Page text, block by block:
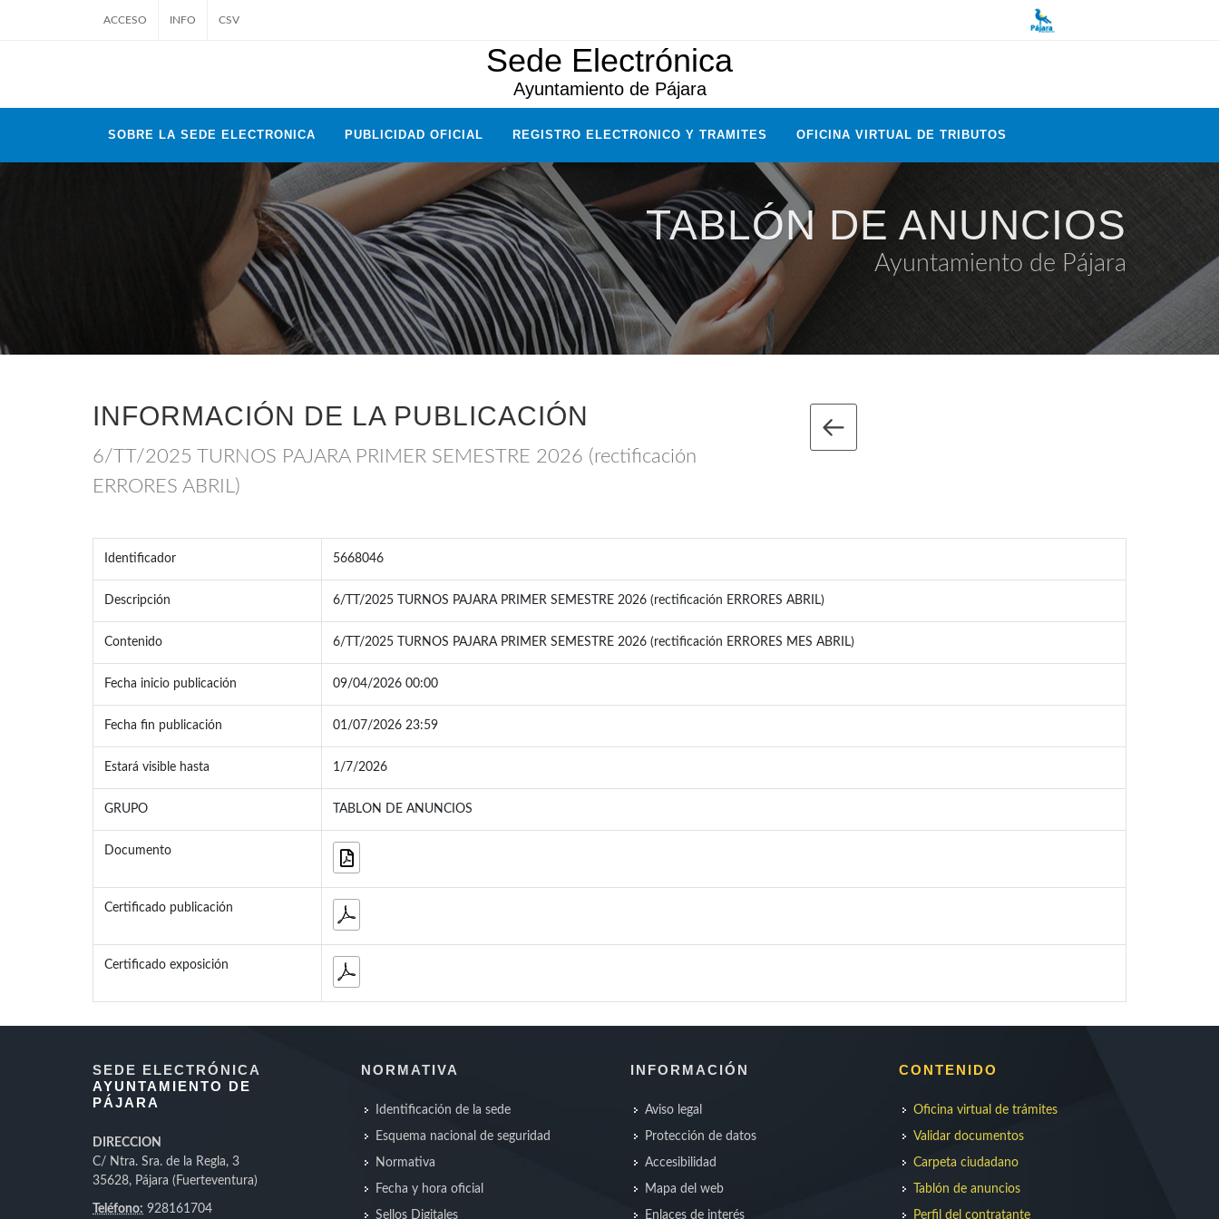
ACCESO INFO CSV
Sede Electrónica
Ayuntamiento de Pájara
SOBRE LA SEDE ELECTRONICA PUBLICIDAD OFICIAL REGISTRO ELECTRONICO Y TRAMITES OFICINA VIRTUAL DE TRIBUTOS
TABLÓN DE ANUNCIOS
Ayuntamiento de Pájara
INFORMACIÓN DE LA PUBLICACIÓN
6/TT/2025 TURNOS PAJARA PRIMER SEMESTRE 2026 (rectificación
ERRORES ABRIL)
Identificador 5668046
Descripción 6/TT/2025 TURNOS PAJARA PRIMER SEMESTRE 2026 (rectificación ERRORES ABRIL)
Contenido 6/TT/2025 TURNOS PAJARA PRIMER SEMESTRE 2026 (rectificación ERRORES MES ABRIL)
Fecha inicio publicación 09/04/2026 00:00
Fecha fin publicación 01/07/2026 23:59
Estará visible hasta 1/7/2026
GRUPO TABLON DE ANUNCIOS
Documento
Certificado publicación
Certificado exposición
SEDE ELECTRÓNICA
AYUNTAMIENTO DE
PÁJARA
DIRECCION
C/ Ntra. Sra. de la Regla, 3
35628, Pájara (Fuerteventura)
Teléfono: 928161704
NORMATIVA
Identificación de la sede
Esquema nacional de seguridad
Normativa
Fecha y hora oficial
Sellos Digitales
INFORMACIÓN
Aviso legal
Protección de datos
Accesibilidad
Mapa del web
Enlaces de interés
CONTENIDO
Oficina virtual de trámites
Validar documentos
Carpeta ciudadano
Tablón de anuncios
Perfil del contratante